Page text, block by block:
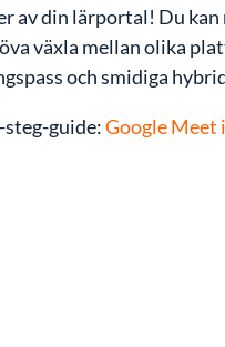
av din lärportal! Du
växla mellan olika
och smidiga
guide:Google Meet